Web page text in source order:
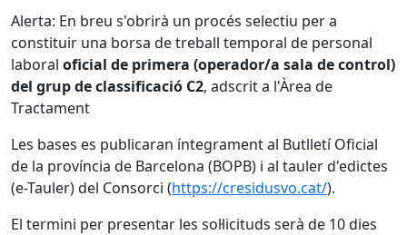
Alerta: En breu s'obrirà un procés selectiu per a
constituir una borsa de treball temporal de personal
laboral oficial de primera (operador/a sala de control)
del grup de classificació C2, adscrit a l'Àrea de
Tractament
Les bases es publicaran íntegrament al Butlletí Oficial
de la província de Barcelona (BOPB) i al tauler d'edictes
(e-Tauler) del Consorci (https://cresidusvo.cat/).
El termini per presentar les sol·licituds serà de 10 dies